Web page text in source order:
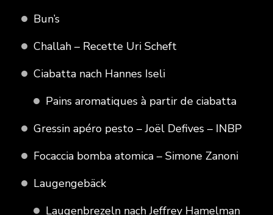
Bun’s
Challah – Recette Uri Scheft
Ciabatta nach Hannes Iseli
Pains aromatiques à partir de ciabatta
Gressin apéro pesto – Joël Defives – INBP
Focaccia bomba atomica – Simone Zanoni
Laugengebäck
Laugenbrezeln nach Jeffrey Hamelman